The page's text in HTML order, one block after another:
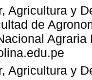
Agricultura y
de
Agraria
Agricultura y